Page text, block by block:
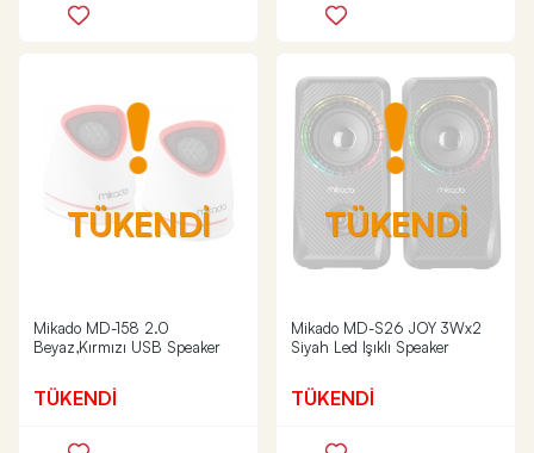
TÜKENDİ
Mikado MD-158 2.0
Beyaz,Kırmızı USB Speaker
TÜKENDİ
TÜKENDİ
Mikado MD-S26 JOY 3Wx2
Siyah Led Işıklı Speaker
TÜKENDİ